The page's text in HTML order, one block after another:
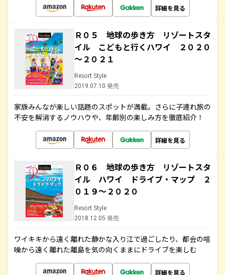
詳細を見る
Ｒ０５ 地球の歩き方 リゾートスタ
イル こどもと行くハワイ ２０２０
～２０２１
Resort Style
2019.07.10 発売
家族みんなが楽しい話題のスポットが満載。さらに子連れ旅の
不安を解消するノウハウや、年齢別の楽しみ方を徹底紹介！
詳細を見る
Ｒ０６ 地球の歩き方 リゾートスタ
イル ハワイ ドライブ・マップ ２
０１９～２０２０
Resort Style
2018.12.05 発売
ワイキキから遠く離れた静かな入り江で過ごしたり、都会の喧
噪から遠く離れた離島を気の向くままにドライブを楽しむ
詳細を見る